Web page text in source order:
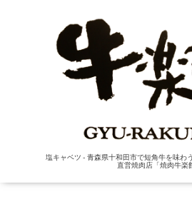
塩キャベツ - 青森県十和田市で短角牛を味わ
直営焼肉店「焼肉牛楽